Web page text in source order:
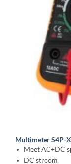
Multimeter S4P-
Meet AC+DC
DC stroom